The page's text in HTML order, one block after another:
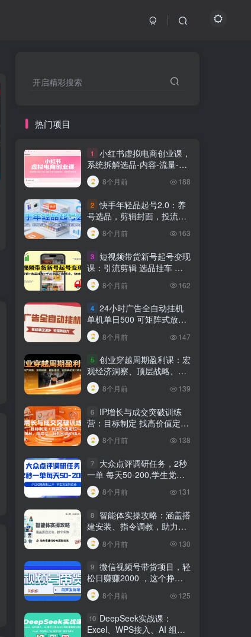
设计成交策略，大幅提升销售转化率！
创业项目
8个月前 0
开启精彩搜索
热门项目
1
小红书虚拟电商创业课，
系统拆解选品-内容-流量-变
现，实现零成本变现
8个月前 188
2 快手年轻品起号2.0：养
号选品，剪辑封面，投流技
巧，从0到爆单全流程
8个月前 163
3 短视频带货新号起号变现
课：引流剪辑 选品挂车 千
川测品 自然流，快速起量
8个月前 162
4 24小时广告全自动挂机
单机单日500 可矩阵式放大
无需人工看守 新手小白轻松
玩转8个月前 147
5 创业穿越周期盈利课：宏
观经济洞察、顶层战略、团
队搭建，实现持续成长稳定
变现8个月前 139
6
IP增长与成交突破训练
营：目标制定 找高价值定
位，做爆品、搞成交，轻松
引高价值人脉
8个月前 138
7
大众点评调研任务，2秒
一单 每天50-200,学生党宝
妈首选
8个月前 131
8
智能体实操攻略：涵盖搭
建安装、指令调教，助力搭
建行业专属智能体
8个月前 130
9 微信视频号带货项目，轻
松日赚赚2000 ，这个挣钱
入口很多伙伴都在闷声发财
8个月前 125
10 DeepSeek实战课：
Excel、WPS接入、AI 组合